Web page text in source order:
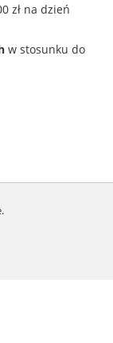
zł na dzień
w stosunku do